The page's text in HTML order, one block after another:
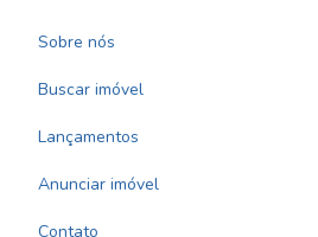
Sobre nós
Buscar imóvel
Lançamentos
Anunciar imóvel
Contato